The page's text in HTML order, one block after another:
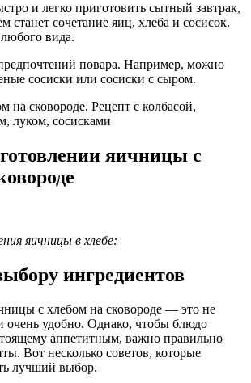
и легко приготовить сытный завтрак,
станет сочетание яиц, хлеба и сосисок.
вида.
повара. Например, можно
сосиски или сосиски с сыром.
яичницы с
яичницы в хлебе:
ингредиентов
с хлебом на сковороде — это не
очень удобно. Однако, чтобы блюдо
аппетитным, важно правильно
Вот несколько советов, которые
лучший выбор.